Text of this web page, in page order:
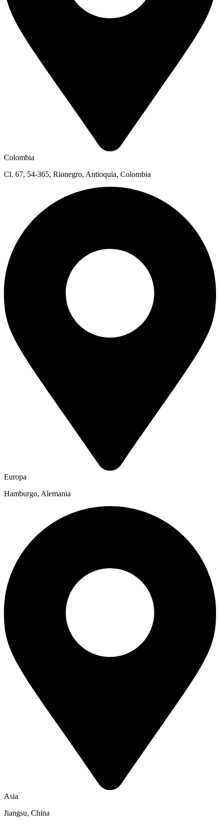
Colombia
Cl. 67, 54-365, Rionegro, Antioquia, Colombia
Europa
Hamburgo, Alemania
Asia
Jiangsu, China